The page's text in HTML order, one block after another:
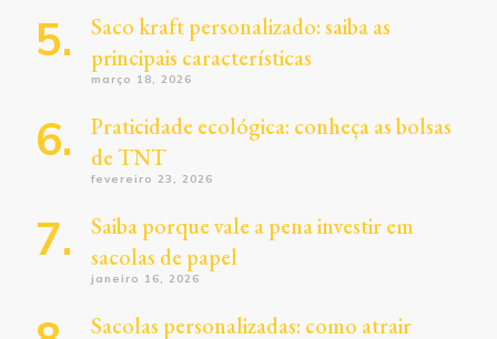
Saco kraft personalizado: saiba as
principais características
março 18, 2026
Praticidade ecológica: conheça as bolsas
de TNT
fevereiro 23, 2026
Saiba porque vale a pena investir em
sacolas de papel
janeiro 16, 2026
Sacolas personalizadas: como atrair